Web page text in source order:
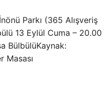
Parkı (365 Alışveriş
13 Eylül Cuma – 20.00
BülbülüKaynak:
Masası